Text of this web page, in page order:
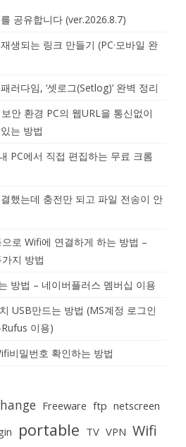
공유합니다 (ver.2026.8.7)
생되는 링크 만들기 (PC·모바일 완
러다임, ‘셋로그(Setlog)’ 완벽 정리
안 환경 PC의 웹URL을 통신없이
는 방법
PC에서 직접 편집하는 무료 크롬
했는데 충전만 되고 파일 전송이 안
로 Wifi에 연결하게 하는 방법 –
지 방법
방법 – 네이버플러스 멤버십 이용
USB만드는 방법 (MS계정 로그인
이용)
비밀번호 확인하는 방법
Freeware ftp netscreen
portable TV VPN Wifi